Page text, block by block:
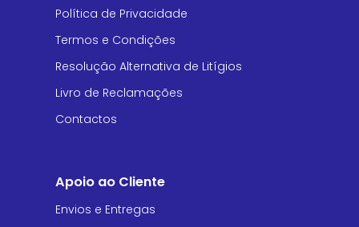
Política de Privacidade
Termos e Condições
Resolução Alternativa de Litígios
Livro de Reclamações
Contactos
Apoio ao Cliente
Envios e Entregas